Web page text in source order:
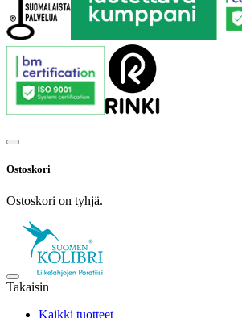
Ostoskori
Ostoskori on tyhjä.
Takaisin
Kaikki tuotteet